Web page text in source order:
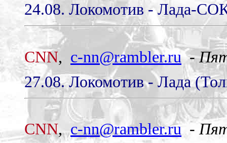
24.08. Локомотив - Лада-
CNN, c-nn@rambler.ru-
27.08. Локомотив - Лада
CNN,c-nn@rambler.ru -